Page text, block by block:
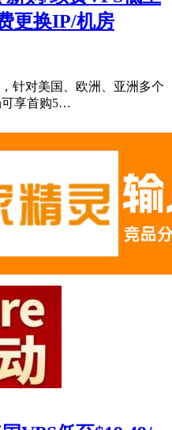
更换IP/机房
针对美国、欧洲、亚洲多个
可享首购5…